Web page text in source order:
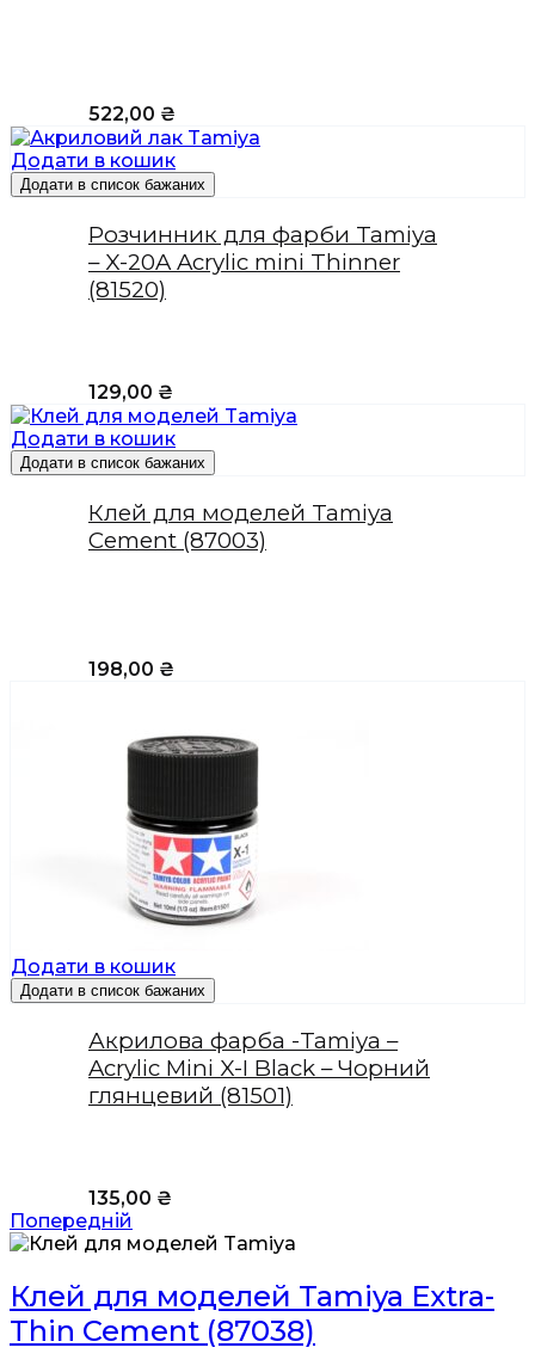
522,00 ₴
Додати в кошик
Додати в список бажаних
Розчинник для фарби Tamiya
– X-20A Acrylic mini Thinner
(81520)
129,00 ₴
Додати в кошик
Додати в список бажаних
Клей для моделей Tamiya
Cement (87003)
198,00 ₴
Додати в кошик
Додати в список бажаних
Акрилова фарба -Tamiya –
Acrylic Mini X-I Black – Чорний
глянцевий (81501)
135,00 ₴
Попередній
Клей для моделей Tamiya Extra-
Thin Cement (87038)